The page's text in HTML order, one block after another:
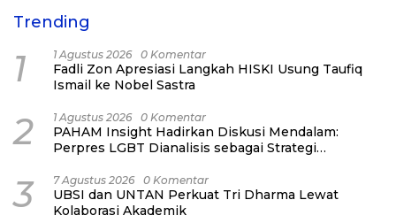
Trending
1 1 Agustus 2026 0 Komentar
Fadli Zon Apresiasi Langkah HISKI Usung Taufiq
Ismail ke Nobel Sastra
2 1 Agustus 2026 0 Komentar
PAHAM Insight Hadirkan Diskusi Mendalam:
Perpres LGBT Dianalisis sebagai Strategi
3 7 Agustus 2026 0 Komentar
UBSI dan UNTAN Perkuat Tri Dharma Lewat
Kolaborasi Akademik